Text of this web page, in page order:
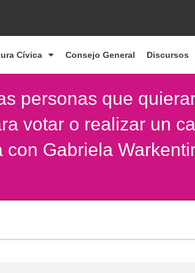
Cívica Consejo General Discursos
personas que
votar o realizar un
Gabriela